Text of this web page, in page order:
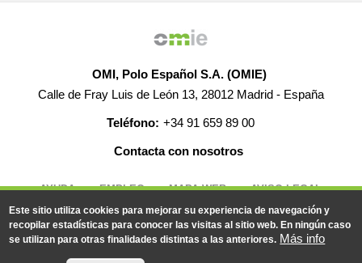
OMI, Polo Español S.A. (OMIE)
Calle de Fray Luis de León 13, 28012 Madrid - España
Teléfono: +34 91 659 89 00
Contacta con nosotros
© 2019-2026 - Todos los derechos reservados
AYUDA EMPLEO MAPA WEB AVISO LEGAL
Este sitio utiliza cookies para mejorar su experiencia de navegación y
recopilar estadísticas para conocer las visitas al sitio web. En ningún caso
se utilizan para otras finalidades distintas a las anteriores. Más info